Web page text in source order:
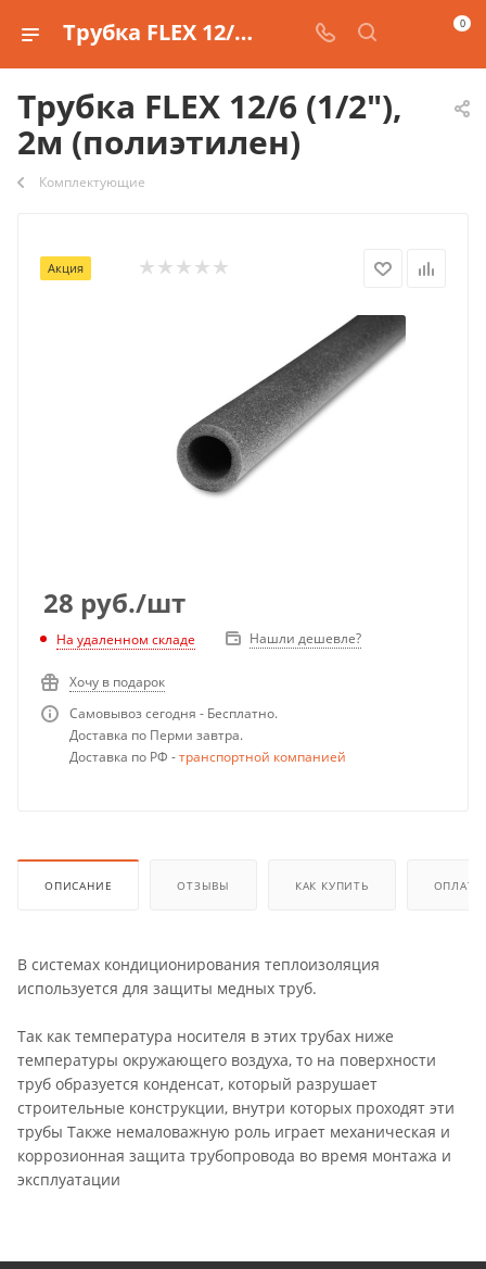
Трубка FLEX 12/6 (1/2"), 2м (полиэтилен) купить 0
Трубка FLEX 12/6 (1/2"),
2м (полиэтилен)
Комплектующие
Акция
28 руб./шт
На удаленном складе Нашли дешевле?
Хочу в подарок
Самовывоз сегодня - Бесплатно.
Доставка по Перми завтра.
Доставка по РФ -транспортной компанией
ОПИСАНИЕ ОТЗЫВЫ КАК КУПИТЬ ОПЛАТА
В системах кондиционирования теплоизоляция
используется для защиты медных труб.
Так как температура носителя в этих трубах ниже
температуры окружающего воздуха, то на поверхности
труб образуется конденсат, который разрушает
строительные конструкции, внутри которых проходят эти
трубы Также немаловажную роль играет механическая и
коррозионная защита трубопровода во время монтажа и
эксплуатации